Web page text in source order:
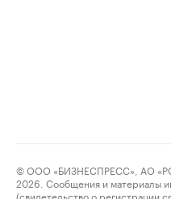
© ООО «БИЗНЕСПРЕСС», АО
2026. Сообщения и материалы
(свидетельство о регистрации